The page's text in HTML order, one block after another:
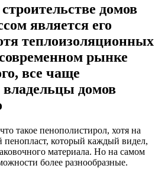
домов
является его
теплоизоляционных
рынке
все чаще
домов
такое пенополистирол, хотя на
который каждый видел,
материала. Но на самом
более разнообразные.